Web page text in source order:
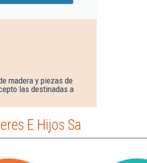
madera y piezas de
las destinadas a
E Hijos Sa